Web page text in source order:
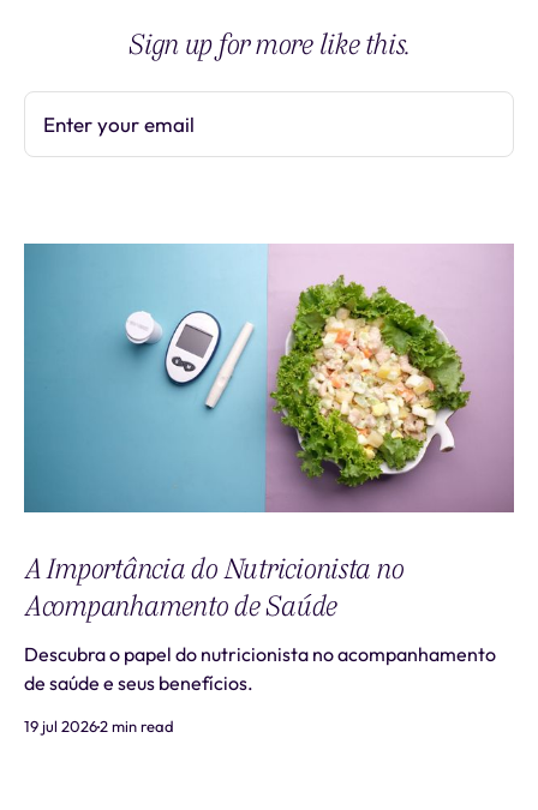
Sign up for more like this.
Enter your email
A Importância do Nutricionista no
Acompanhamento de Saúde
Descubra o papel do nutricionista no acompanhamento
de saúde e seus benefícios.
19 jul 20262 min read